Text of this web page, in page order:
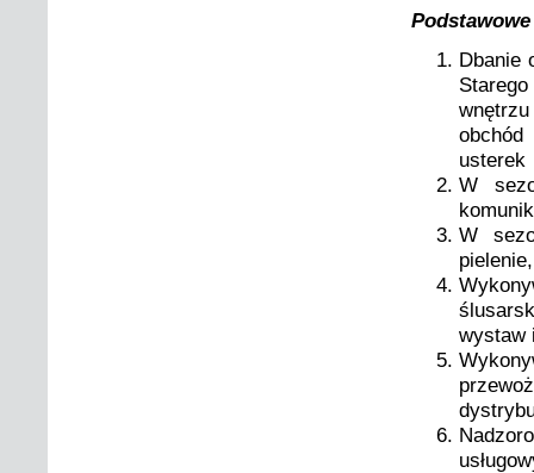
Dbanie
obchód
usterek
W
W
wystaw